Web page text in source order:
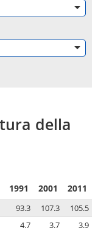
della
1991 2001 2011
93.3 107.3
105.5
4.7 3.7 3.9